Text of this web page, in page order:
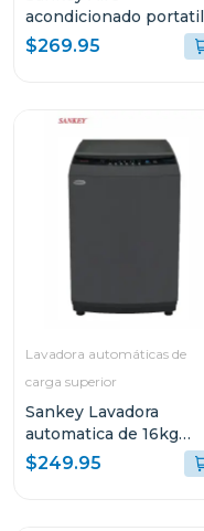
acondicionado portatil
de 12000btu 1204
$269.95
Lavadora automáticas de
carga superior
Sankey Lavadora
automatica de 16kg
lavado silencioso
wma1678
$249.95